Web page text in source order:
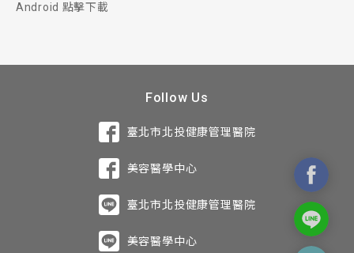
Android 點擊下載
Follow Us
臺北市北投健康管理醫院
美容醫學中心
臺北市北投健康管理醫院
美容醫學中心